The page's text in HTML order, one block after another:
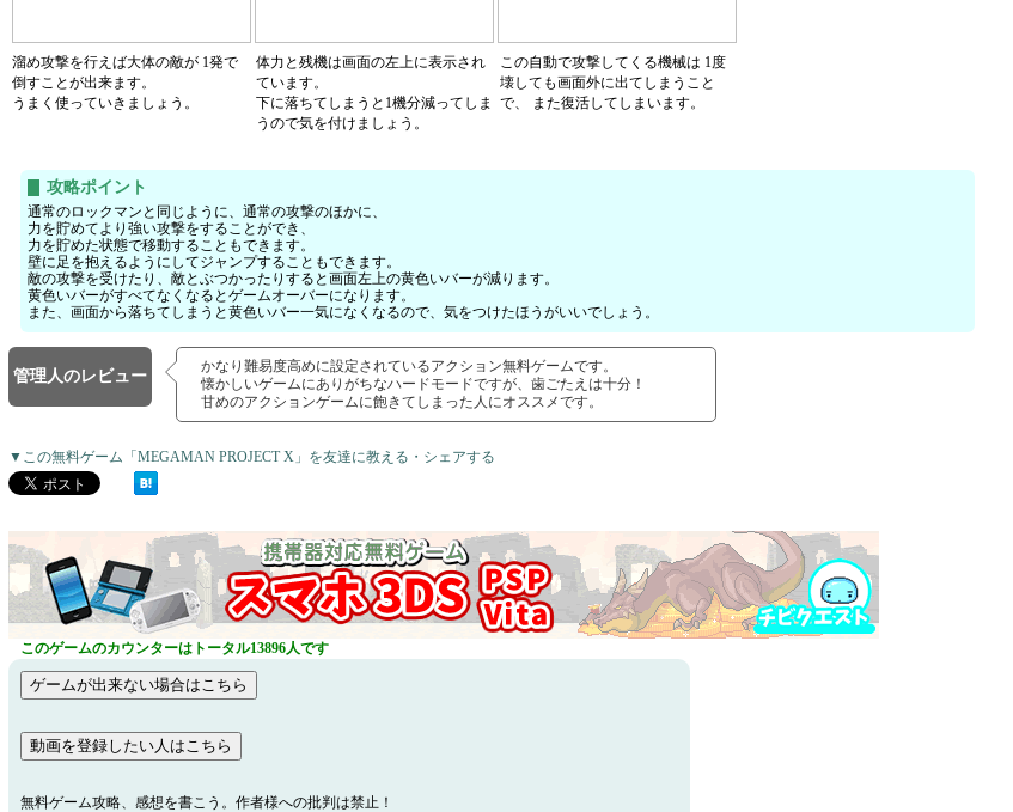
溜め攻撃を行えば大体の敵が 1発で
倒すことが出来ます。
うまく使っていきましょう。
体力と残機は画面の左上に表示され
ています。
下に落ちてしまうと1機分減ってしま
うので気を付けましょう。
この自動で攻撃してくる機械は 1度
壊しても画面外に出てしまうこと
で、 また復活してしまいます。
攻略ポイント
通常のロックマンと同じように、通常の攻撃のほかに、
力を貯めてより強い攻撃をすることができ、
力を貯めた状態で移動することもできます。
壁に足を抱えるようにしてジャンプすることもできます。
敵の攻撃を受けたり、敵とぶつかったりすると画面左上の黄色いバーが減ります。
黄色いバーがすべてなくなるとゲームオーバーになります。
また、画面から落ちてしまうと黄色いバー一気になくなるので、気をつけたほうがいいでしょう。
管理人のレビュー
かなり難易度高めに設定されているアクション無料ゲームです。
懐かしいゲームにありがちなハードモードですが、歯ごたえは十分！
甘めのアクションゲームに飽きてしまった人にオススメです。
▼この無料ゲーム「MEGAMAN PROJECT X」を友達に教える・シェアする
このゲームのカウンターはトータル13896人です
無料ゲーム攻略、感想を書こう。作者様への批判は禁止！